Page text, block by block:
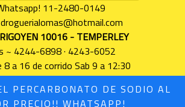
11-2480-0149
10016 - TEMPERLEY
~ 4244-6898 · 4243-6052
8 a 16 de corrido Sab 9 a 12:30
PERCARBONATO DE SODIO AL
PRECIO!! WHATSAPP!